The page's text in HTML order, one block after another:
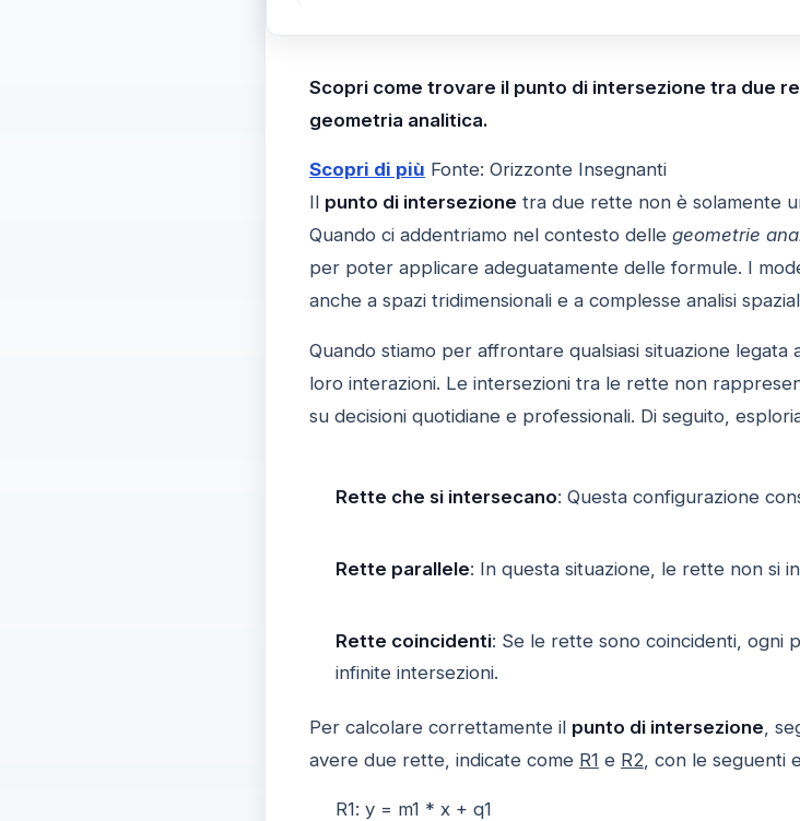
Scopri come trovare il punto di intersezione tra due
geometria analitica.
Scopri di più Fonte: Orizzonte Insegnanti
Il punto di intersezione tra due rette non è solamente
Quando ci addentriamo nel contesto delle geometrie
per poter applicare adeguatamente delle formule. I
anche a spazi tridimensionali e a complesse analisi
Quando stiamo per affrontare qualsiasi situazione
loro interazioni. Le intersezioni tra le rette non
su decisioni quotidiane e professionali. Di seguito,
Rette che si intersecano: Questa configurazione
Rette parallele: In questa situazione, le rette non si
Rette coincidenti: Se le rette sono coincidenti, ogni
infinite intersezioni.
Per calcolare correttamente il punto di intersezione,
avere due rette, indicate come R1 e R2, con le seguenti
R1: y = m1 * x + q1